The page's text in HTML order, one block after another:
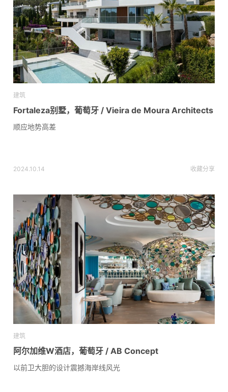
建筑
Fortaleza别墅，葡萄牙 / Vieira de Moura Architects
顺应地势高差
2024.10.14 收藏分享
建筑
阿尔加维W酒店，葡萄牙 / AB Concept
以前卫大胆的设计震撼海岸线风光